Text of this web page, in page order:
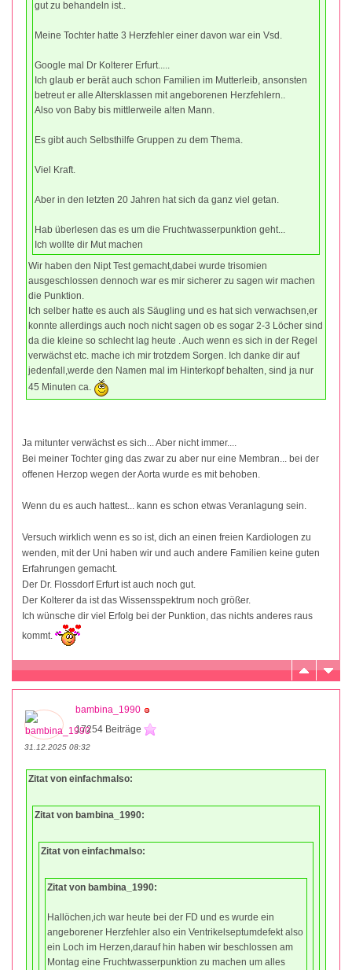
gut zu behandeln ist..
Meine Tochter hatte 3 Herzfehler einer davon war ein Vsd.
Google mal Dr Kolterer Erfurt.....
Ich glaub er berät auch schon Familien im Mutterleib, ansonsten
betreut er alle Altersklassen mit angeborenen Herzfehlern..
Also von Baby bis mittlerweile alten Mann.
Es gibt auch Selbsthilfe Gruppen zu dem Thema.
Viel Kraft.
Aber in den letzten 20 Jahren hat sich da ganz viel getan.
Hab überlesen das es um die Fruchtwasserpunktion geht...
Ich wollte dir Mut machen
Wir haben den Nipt Test gemacht,dabei wurde trisomien
ausgeschlossen dennoch war es mir sicherer zu sagen wir machen
die Punktion.
Ich selber hatte es auch als Säugling und es hat sich verwachsen,er
konnte allerdings auch noch nicht sagen ob es sogar 2-3 Löcher sind
da die kleine so schlecht lag heute . Auch wenn es sich in der Regel
verwächst etc. mache ich mir trotzdem Sorgen. Ich danke dir auf
jedenfall,werde den Namen mal im Hinterkopf behalten, sind ja nur
45 Minuten ca.
Ja mitunter verwächst es sich... Aber nicht immer....
Bei meiner Tochter ging das zwar zu aber nur eine Membran... bei der
offenen Herzop wegen der Aorta wurde es mit behoben.
Wenn du es auch hattest... kann es schon etwas Veranlagung sein.
Versuch wirklich wenn es so ist, dich an einen freien Kardiologen zu
wenden, mit der Uni haben wir und auch andere Familien keine guten
Erfahrungen gemacht.
Der Dr. Flossdorf Erfurt ist auch noch gut.
Der Kolterer da ist das Wissensspektrum noch größer.
Ich wünsche dir viel Erfolg bei der Punktion, das nichts anderes raus
kommt.
bambina_1990
17254 Beiträge
31.12.2025 08:32
Zitat von einfachmalso:
Zitat von bambina_1990:
Zitat von einfachmalso:
Zitat von bambina_1990:
Hallöchen,ich war heute bei der FD und es wurde ein
angeborener Herzfehler also ein Ventrikelseptumdefekt also
ein Loch im Herzen,darauf hin haben wir beschlossen am
Montag eine Fruchtwasserpunktion zu machen um alles